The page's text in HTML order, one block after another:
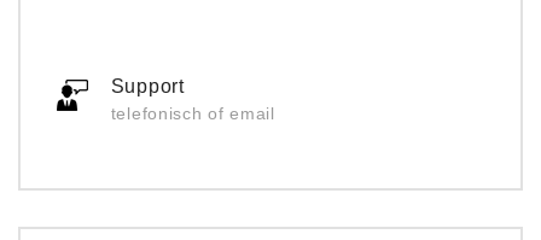
Support
telefonisch of email